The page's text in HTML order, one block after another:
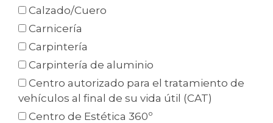
Calzado/Cuero
Carnicería
Carpintería
Carpintería de aluminio
Centro autorizado para el tratamiento de
vehículos al final de su vida útil (CAT)
Centro de Estética 360º